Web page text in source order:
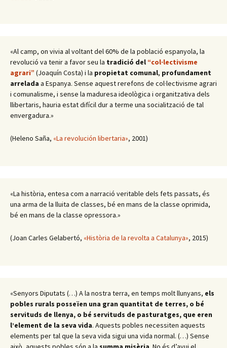
«Al camp, on vivia al voltant del 60% de la població espanyola, la
revolució va tenir a favor seu la tradició del “col·lectivisme
agrari” (Joaquín Costa) i la propietat comunal, profundament
arrelada a Espanya. Sense aquest rerefons de col·lectivisme agrari
i comunalisme, i sense la maduresa ideològica i organitzativa dels
llibertaris, hauria estat difícil dur a terme una socialització de tal
envergadura.»
(Heleno Saña, «La revolución libertaria», 2001)
«La història, entesa com a narració veritable dels fets passats, és
una arma de la lluita de classes, bé en mans de la classe oprimida,
bé en mans de la classe opressora.»
(Joan Carles Gelabertó, «Història de la revolta a Catalunya», 2015)
«Senyors Diputats (…) A la nostra terra, en temps molt llunyans, els
pobles rurals posseïen una gran quantitat de terres, o bé
servituds de llenya, o bé servituds de pasturatges, que eren
l’element de la seva vida. Aquests pobles necessiten aquests
elements per tal que la seva vida sigui una vida normal. (…) Sense